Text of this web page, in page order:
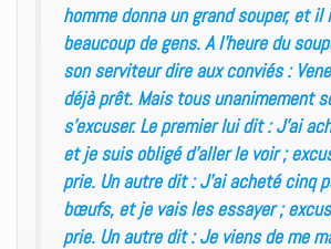
homme donna un grand souper, et il
beaucoup de gens. A l’heure du
son serviteur dire aux conviés :
déjà prêt. Mais tous unanimement
s’excuser. Le premier lui dit : J’ai
et je suis obligé d’aller le voir ;
prie. Un autre dit : J’ai acheté cinq
bœufs, et je vais les essayer ;
prie. Un autre dit : Je viens de me